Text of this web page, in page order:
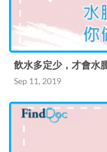
飲水多定少，才會水
Sep 11, 2019